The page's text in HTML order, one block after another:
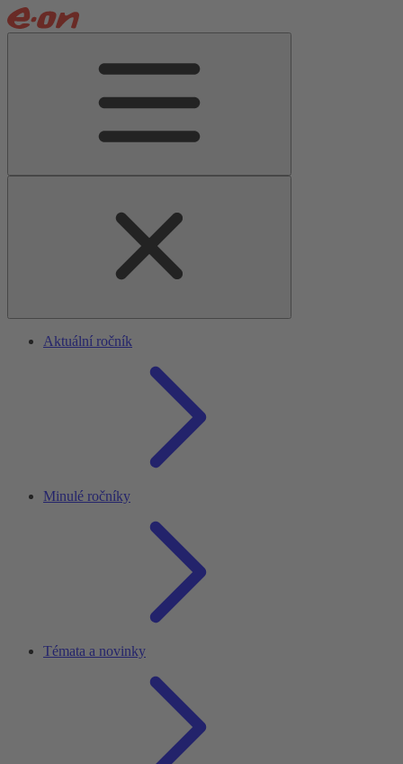
Aktuální ročník
Minulé ročníky
Témata a novinky